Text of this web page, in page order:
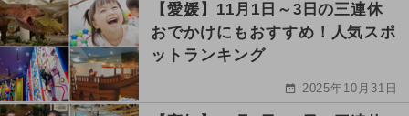
【愛媛】11月1日～3日の三連休
おでかけにもおすすめ！人気スポ
ットランキング
2025年10月31日